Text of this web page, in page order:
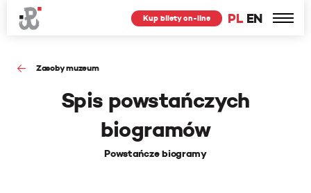
PL EN
Kup bilety on-line
Zasoby muzeum
Spis powstańczych
biogramów
Powstańcze biogramy